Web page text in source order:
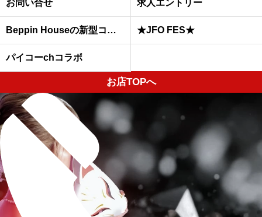
お問い合せ 求人エントリー
Beppin Houseの新型コロナウイルスへの予防対策について ★JFO FES★
パイコーchコラボ
お店TOPへ